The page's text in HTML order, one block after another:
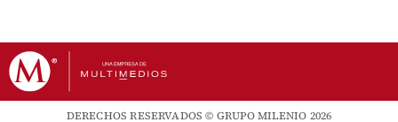
DERECHOS RESERVADOS © GRUPO MILENIO 2026